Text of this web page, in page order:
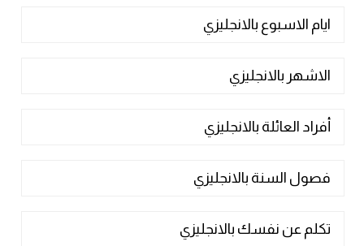
ايام الاسبوع بالانجليزي
الاشهر بالانجليزي
أفراد العائلة بالانجليزي
فصول السنة بالانجليزي
تكلم عن نفسك بالانجليزي